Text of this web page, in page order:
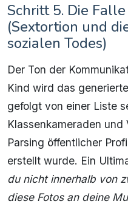
Schritt 5. Die
(Sextortion und
sozialen Todes)
Der Ton der
Kind wird das
gefolgt von einer Liste
Klassenkameraden
Parsing öffentlicher
erstellt wurde. Ein
du nicht innerhalb von
diese Fotos an deine